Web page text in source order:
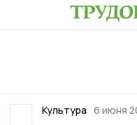
Культура 6 июня